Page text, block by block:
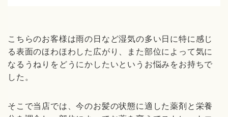
こちらのお客様は雨の日など湿気の多い日に特に感じ
る表面のほわほわした広がり、また部位によって気に
なるうねりをどうにかしたいというお悩みをお持ちで
した。
そこで当店では、今のお髪の状態に適した薬剤と栄養